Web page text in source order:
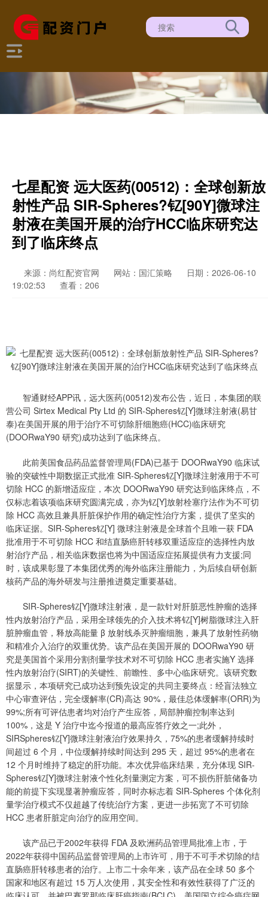
七星配资 远大医药(00512)：全球创新放
射性产品 SIR-Spheres?钇[90Y]微球注
射液在美国开展的治疗HCC临床研究达
到了临床终点
来源：尚红配资官网 网站：国汇策略
日期：2026-06-10
19:02:53
查看：206
智通财经APP讯，远大医药(00512)发布公告，近日，本集团的联
营公司 Sirtex Medical Pty Ltd 的 SIR-Spheres钇[Y]微球注射液(易甘
泰)在美国开展的用于治疗不可切除肝细胞癌(HCC)临床研究
(DOORwaY90 研究)成功达到了临床终点。
此前美国食品药品监督管理局(FDA)已基于 DOORwaY90 临床试
验的突破性中期数据正式批准 SIR-Spheres钇[Y]微球注射液用于不可
切除 HCC 的新增适应症，本次 DOORwaY90 研究达到临床终点，不
仅标志着该项临床研究圆满完成，亦为钇[Y]放射栓塞疗法作为不可切
除 HCC 高效且兼具肝脏保护作用的确定性治疗方案，提供了坚实的
临床证据。SIR-Spheres钇[Y] 微球注射液是全球首个且唯一获 FDA
批准用于不可切除 HCC 和结直肠癌肝转移双重适应症的选择性内放
射治疗产品，相关临床数据也将为中国适应症拓展提供有力支援;同
时，该成果彰显了本集团优秀的海外临床注册能力，为后续自研创新
核药产品的海外研发与注册推进奠定重要基础。
SIR-Spheres钇[Y]微球注射液，是一款针对肝脏恶性肿瘤的选择
性内放射治疗产品，采用全球领先的介入技术将钇[Y]树脂微球注入肝
脏肿瘤血管，释放高能量 β 放射线杀灭肿瘤细胞，兼具了放射性药物
和精准介入治疗的双重优势。该产品在美国开展的 DOORwaY90 研
究是美国首个采用分割剂量学技术对不可切除 HCC 患者实施Y 选择
性内放射治疗(SIRT)的关键性、前瞻性、多中心临床研究。该研究数
据显示，本项研究已成功达到预先设定的共同主要终点：经盲法独立
中心审查评估，完全缓解率(CR)高达 90%，最佳总体缓解率(ORR)为
99%;所有可评估患者均对治疗产生应答，局部肿瘤控制率达到
100%，这是 Y 治疗中迄今报道的最高应答疗效之一;此外，
SIRSpheres钇[Y]微球注射液治疗效果持久，75%的患者缓解持续时
间超过 6 个月，中位缓解持续时间达到 295 天，超过 95%的患者在
12 个月时维持了稳定的肝功能。本次优异临床结果，充分体现 SIR-
Spheres钇[Y]微球注射液个性化剂量测定方案，可不损伤肝脏储备功
能的前提下实现显著肿瘤应答，同时亦标志着 SIR-Spheres 个体化剂
量学治疗模式不仅超越了传统治疗方案，更进一步拓宽了不可切除
HCC 患者肝脏定向治疗的应用空间。
该产品已于2002年获得 FDA 及欧洲药品管理局批准上市，于
2022年获得中国药品监督管理局的上市许可，用于不可手术切除的结
直肠癌肝转移患者的治疗。上市二十余年来，该产品在全球 50 多个
国家和地区有超过 15 万人次使用，其安全性和有效性获得了广泛的